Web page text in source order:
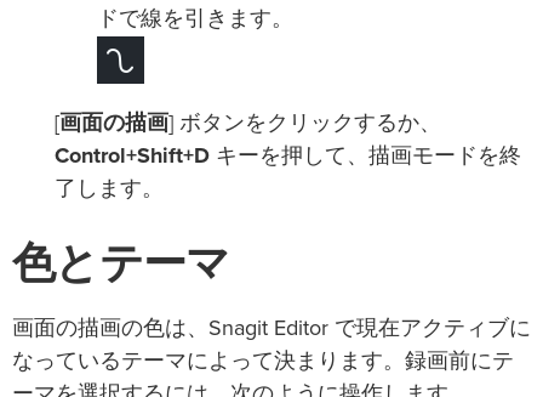
ドで線を引きます。
[画面の描画] ボタンをクリックするか、
Control+Shift+D キーを押して、描画モードを終
了します。
色とテーマ
画面の描画の色は、Snagit Editor で現在アクティブに
なっているテーマによって決まります。録画前にテ